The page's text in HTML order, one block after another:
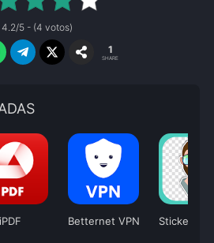
4.2/5 - (4 votos)
1
SHARE
Betternet VPN Sticker